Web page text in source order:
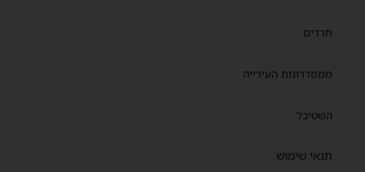
חרדים
ממסדרונות העירייה
השטיבל
תנאי שימוש